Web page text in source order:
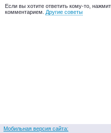
Если вы хотите ответить кому-то,
комментарием. Другие советы
Мобильная версия сайта: